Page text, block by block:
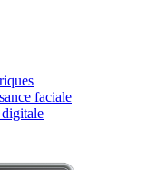
faciale